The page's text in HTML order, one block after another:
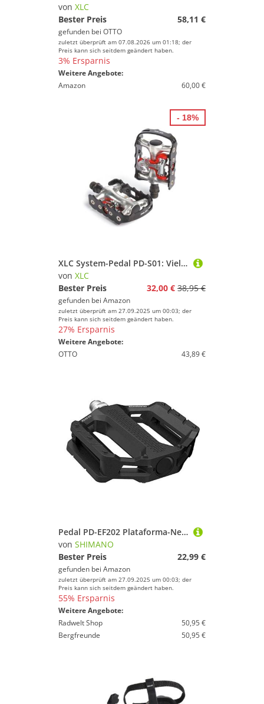
Mountainbikes
Rennräder
Tandem-Bikes
Trekkingräder
von XLC
Bester Preis
58,11 €
gefunden bei OTTO
zuletzt überprüft am 07.08.2026 um 01:18; der
Preis kann sich seitdem geändert haben.
3% Ersparnis
Weitere Angebote:
Amazon
60,00 €
XLC System-Pedal PD-S01: Vielseitiges Klickpedal und Plattformpedal in einem, Schwarz, Silber
von XLC
Bester Preis
32,00 € 38,95 €
gefunden bei Amazon
zuletzt überprüft am 27.09.2025 um 00:03; der
Preis kann sich seitdem geändert haben.
27% Ersparnis
Weitere Angebote:
OTTO
43,89 €
- 18%
Pedal PD-EF202 Plataforma-Negro
von SHIMANO
Bester Preis
22,99 €
gefunden bei Amazon
zuletzt überprüft am 27.09.2025 um 00:03; der
Preis kann sich seitdem geändert haben.
55% Ersparnis
Weitere Angebote:
Radwelt Shop
50,95 €
Bergfreunde
50,95 €